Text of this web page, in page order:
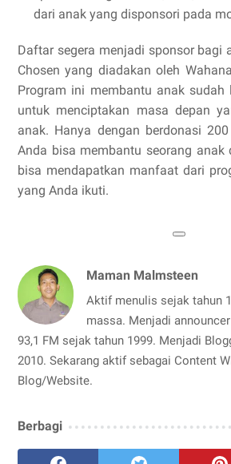
dari anak yang disponsori pada
Daftar segera menjadi sponsor bagi
Chosen yang diadakan oleh
Program ini membantu anak
untuk menciptakan masa depan
anak. Hanya dengan berdonasi
Anda bisa membantu seorang anak
bisa mendapatkan manfaat dari
yang Anda ikuti.
Maman Malmsteen
Aktif menulis sejak tahun
massa. Menjadi
93,1 FM sejak tahun 1999. Menjadi
2010. Sekarang aktif sebagai Content
Blog/Website.
Berbagi